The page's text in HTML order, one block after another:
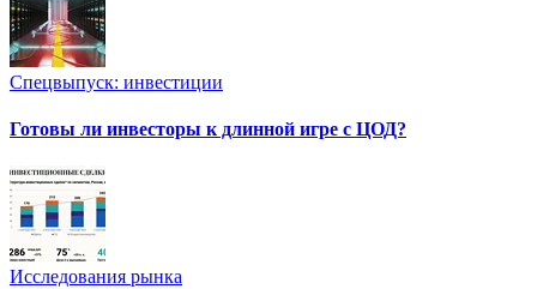
Спецвыпуск: инвестиции
Готовы ли инвесторы к длинной игре с ЦОД?
Исследования рынка